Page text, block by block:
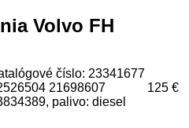
Volvo FH
číslo: 23341677
21698607
palivo: diesel
125 €